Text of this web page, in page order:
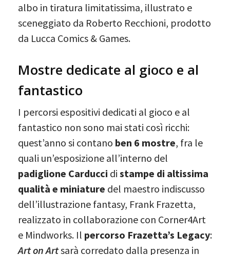
albo in tiratura limitatissima, illustrato e
sceneggiato da Roberto Recchioni, prodotto
da Lucca Comics & Games.
Mostre dedicate al gioco e al
fantastico
I percorsi espositivi dedicati al gioco e al
fantastico non sono mai stati così ricchi:
quest’anno si contano ben 6 mostre, fra le
quali un’esposizione all’interno del
padiglione Carducci di stampe di altissima
qualità e miniature del maestro indiscusso
dell’illustrazione fantasy, Frank Frazetta,
realizzato in collaborazione con Corner4Art
e Mindworks. Il percorso Frazetta’s Legacy:
Art on Artsarà corredato dalla presenza in